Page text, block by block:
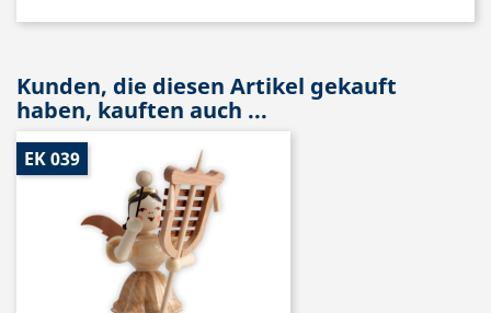
Kunden, die diesen Artikel gekauft
haben, kauften auch ...
EK 039